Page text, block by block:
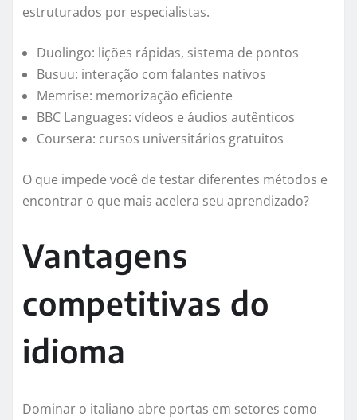
estruturados por especialistas.
Duolingo: lições rápidas, sistema de pontos
Busuu: interação com falantes nativos
Memrise: memorização eficiente
BBC Languages: vídeos e áudios autênticos
Coursera: cursos universitários gratuitos
O que impede você de testar diferentes métodos e
encontrar o que mais acelera seu aprendizado?
Vantagens
competitivas do
idioma
Dominar o italiano abre portas em setores como